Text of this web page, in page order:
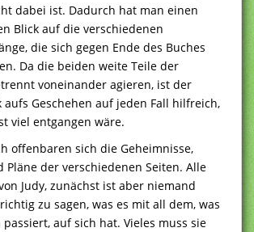
dabei ist. Dadurch hat man einen
Blick auf die verschiedenen
die sich gegen Ende des Buches
Da die beiden weite Teile der
voneinander agieren, ist der
aufs Geschehen auf jeden Fall hilfreich,
viel entgangen wäre.
offenbaren sich die Geheimnisse,
Pläne der verschiedenen Seiten. Alle
Judy, zunächst ist aber niemand
zu sagen, was es mit all dem, was
auf sich hat. Vieles muss sie